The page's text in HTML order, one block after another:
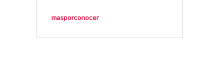
masporconocer